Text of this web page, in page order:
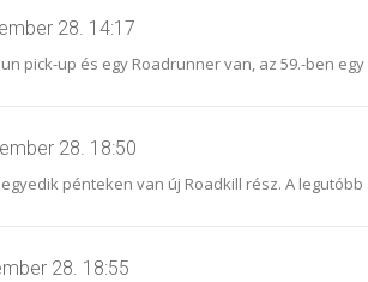
28. 14:17
pick-up és egy Roadrunner van, az 59.-ben egy
28. 18:50
pénteken van új Roadkill rész. A
28. 18:55